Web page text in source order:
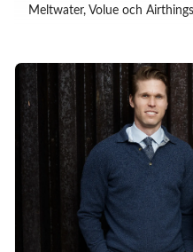
Meltwater, Volue och